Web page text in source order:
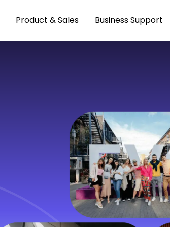
Product & Sales Business Support